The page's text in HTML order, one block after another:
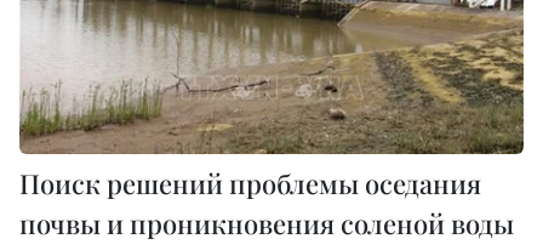
Поиск решений проблемы оседания
почвы и проникновения соленой воды